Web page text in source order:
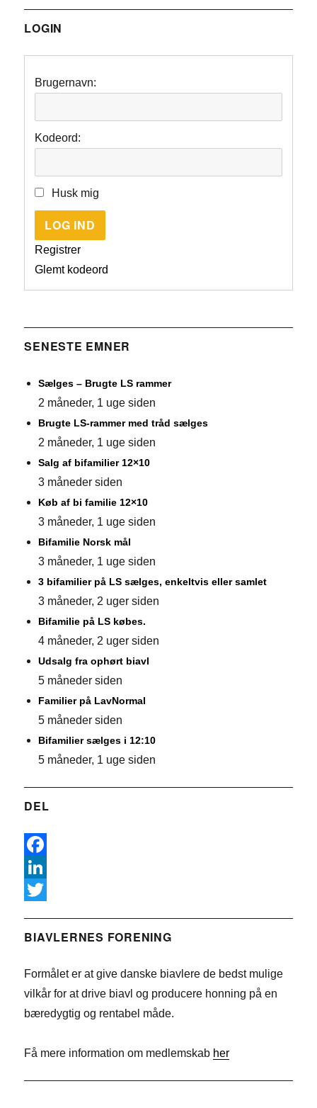
LOGIN
Brugernavn:
Kodeord:
Husk mig
LOG IND
Registrer
Glemt kodeord
SENESTE EMNER
Sælges – Brugte LS rammer
2 måneder, 1 uge siden
Brugte LS-rammer med tråd sælges
2 måneder, 1 uge siden
Salg af bifamilier 12×10
3 måneder siden
Køb af bi familie 12×10
3 måneder, 1 uge siden
Bifamilie Norsk mål
3 måneder, 1 uge siden
3 bifamilier på LS sælges, enkeltvis eller samlet
3 måneder, 2 uger siden
Bifamilie på LS købes.
4 måneder, 2 uger siden
Udsalg fra ophørt biavl
5 måneder siden
Familier på LavNormal
5 måneder siden
Bifamilier sælges i 12:10
5 måneder, 1 uge siden
DEL
F
a
e
o
L
n
e
n
w
t
r
BIAVLERNES FORENING
Formålet er at give danske biavlere de bedst mulige
vilkår for at drive biavl og producere honning på en
bæredygtig og rentabel måde.
Få mere information om medlemskab her